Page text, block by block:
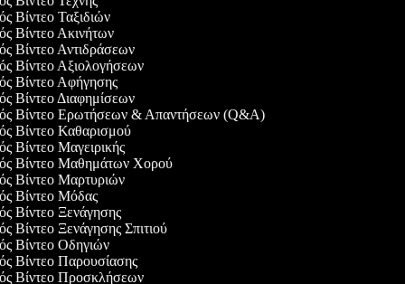
Βίντεο Ταξιδιών
Βίντεο Ακινήτων
Βίντεο Αντιδράσεων
Βίντεο Αξιολογήσεων
Βίντεο Αφήγησης
Βίντεο Διαφημίσεων
Βίντεο Ερωτήσεων & Απαντήσεων (Q&A)
Βίντεο Καθαρισμού
Βίντεο Μαγειρικής
Βίντεο Μαθημάτων Χορού
Βίντεο Μαρτυριών
Βίντεο Μόδας
Βίντεο Ξενάγησης
Βίντεο Ξενάγησης Σπιτιού
Βίντεο Οδηγιών
Βίντεο Παρουσίασης
Βίντεο Προσκλήσεων